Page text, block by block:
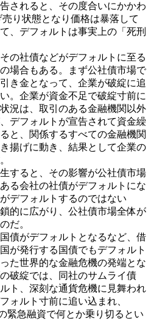
されると、その度合いにかかわ
り状態となり価格は暴落して
、デフォルトは事実上の「死刑
の社債などがデフォルトに至る
場合もある。まず公社債市場で
き金となって、企業が破綻に追
。企業が資金不足で破綻寸前に
況は、取引のある金融機関以外
デフォルトが宣告されて資金繰
と、関係するすべての金融機関
揚げに動き、結果として企業の
すると、その影響が公社債市場
る会社の社債がデフォルトにな
デフォルトするのではない
的に広がり、公社債市場全体が
だ。
債がデフォルトとなるなど、借
が発行する国債でもデフォルト
た世界的な金融危機の発端とな
破綻では、同社のサムライ債
ト、深刻な通貨危機に見舞われ
ォルト寸前に追い込まれ、
緊急融資で何とか乗り切るとい